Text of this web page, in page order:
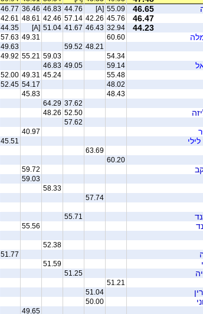
46.65
55.09
[A]
44.76
46.83
36.46
46.77
46.47
45.76
42.26
57.14
42.46
48.61
42.61
44.23
32.94
46.43
41.67
51.04
[A]
44.35
60.60
49.31
57.63
48.21
59.52
49.63
54.34
59.03
55.21
49.92
59.14
49.05
46.83
55.48
45.24
49.31
52.00
48.02
54.17
52.45
48.43
45.83
37.62
64.29
52.50
48.26
57.62
40.97
45.51
63.69
60.20
59.72
59.03
58.33
57.74
55.71
55.56
52.38
51.77
51.59
51.25
51.21
51.04
50.00
49.65